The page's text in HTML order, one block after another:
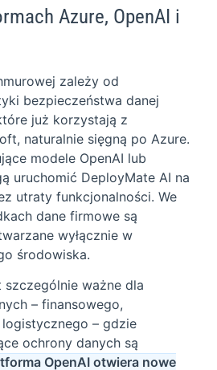
Azure, OpenAI i
zależy od
bezpieczeństwa danej
już korzystają z
naturalnie sięgną po Azure.
modele OpenAI lub
uruchomić DeployMate AI na
utraty funkcjonalności. We
dane firmowe są
wyłącznie w
środowiska.
szczególnie ważne dla
– finansowego,
– gdzie
ochrony danych są
OpenAI otwiera nowe